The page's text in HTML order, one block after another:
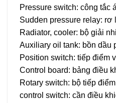
Pressure switch: công tắc
Sudden pressure relay: rơ
Radiator, cooler: bộ giải
Auxiliary oil tank: bồn dầu
Position switch: tiếp điểm
Control board: bảng điều
Rotary switch: bộ tiếp
control switch: cần điều